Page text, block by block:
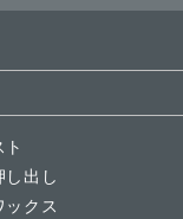
し出し
ックス